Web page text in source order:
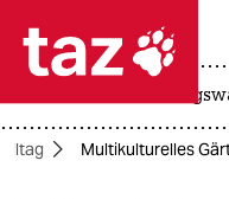
 taz
Alltag Multikulturelles